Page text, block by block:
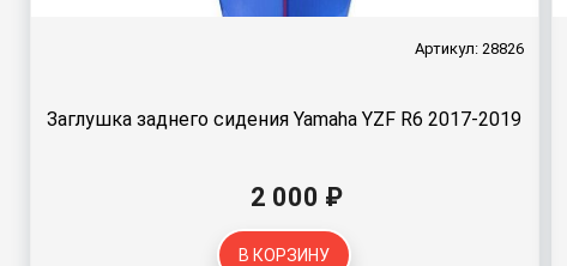
Артикул: 28826
Заглушка заднего сидения Yamaha YZF R6 2017-2019
2 000 ₽
В КОРЗИНУ